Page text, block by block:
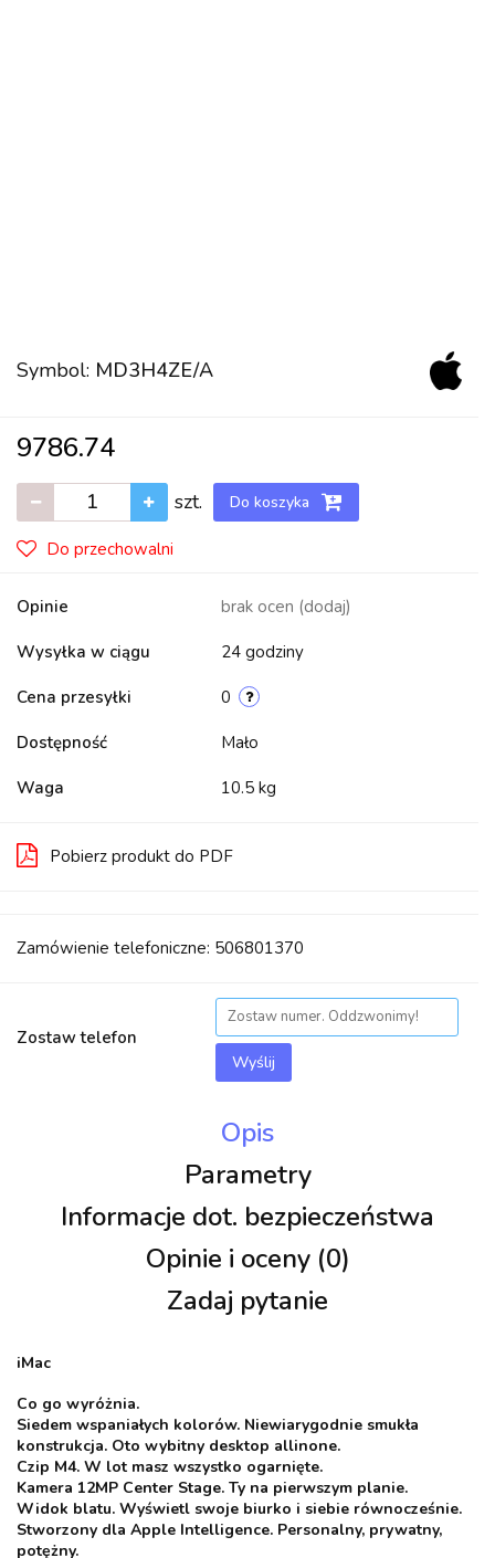
Symbol: MD3H4ZE/A
9786.74
szt. Do koszyka
Do przechowalni
Opinie brak ocen (dodaj)
Wysyłka w ciągu 24 godziny
Cena przesyłki 0
Dostępność Mało
Waga 10.5 kg
Pobierz produkt do PDF
Zamówienie telefoniczne: 506801370
Zostaw telefon
Wyślij
Opis
Parametry
Informacje dot. bezpieczeństwa
Opinie i oceny (0)
Zadaj pytanie
iMac
Co go wyróżnia.
Siedem wspaniałych kolorów. Niewiarygodnie smukła
konstrukcja. Oto wybitny desktop allinone.
Czip M4. W lot masz wszystko ogarnięte.
Kamera 12MP Center Stage. Ty na pierwszym planie.
Widok blatu. Wyświetl swoje biurko i siebie równocześnie.
Stworzony dla Apple Intelligence. Personalny, prywatny,
potężny.